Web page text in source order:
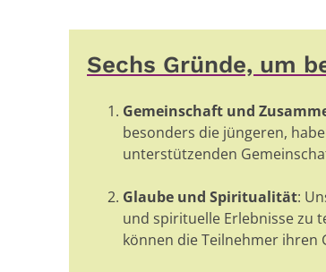
Sechs Gründe, um
Gemeinschaft und
besonders die jüngeren,
unterstützenden
Glaube und Spiritualität:
und spirituelle Erlebnisse zu
können die Teilnehmer ihren